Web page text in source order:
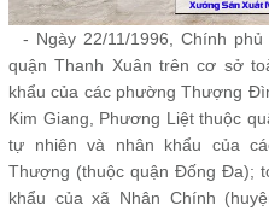
- Ngày 22/11/1996, Chính
quận Thanh Xuân trên cơ sở
khẩu của các phường Thượng
Kim Giang, Phương Liệt thuộc
tự nhiên và nhân khẩu của
Thượng (thuộc quận Đống Đa);
khẩu của xã Nhân Chính